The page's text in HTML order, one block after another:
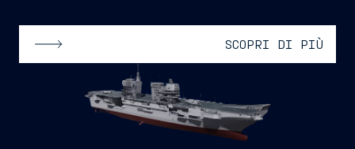
SCOPRI DI PIÙ